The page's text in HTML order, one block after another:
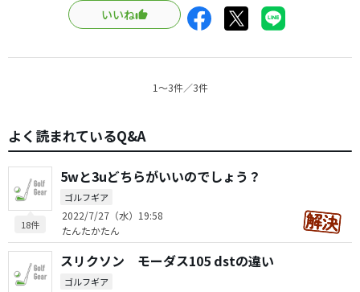
いいね
1〜3件／3件
よく読まれているQ&A
18件
5wと3uどちらがいいのでしょう？
ゴルフギア
2022/7/27（水）19:58
たんたかたん
スリクソン モーダス105 dstの違い
ゴルフギア